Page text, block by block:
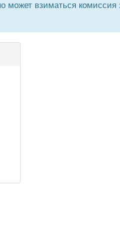
может взиматься комиссия